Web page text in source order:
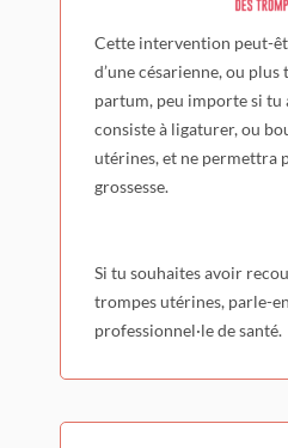
Cette intervention peut-
d’une césarienne, ou
partum, peu importe si tu
consiste à ligaturer, ou
utérines, et ne permettra
grossesse.
Si tu souhaites avoir
trompes utérines, parle-
professionnel·le de santé.